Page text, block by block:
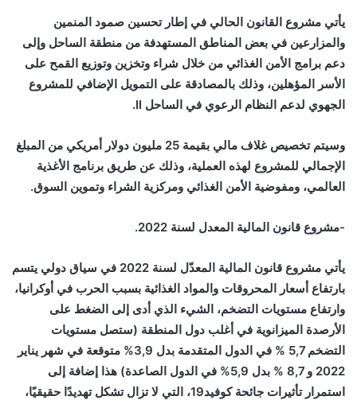
يأتي مشروع القانون الحالي في إطار تحسين صمود المنمين
والمزارعين في بعض المناطق المستهدفة من منطقة الساحل وإلى
دعم برامج الأمن الغذائي من خلال شراء وتخزين وتوزيع القمح على
الأسر المؤهلين، وذلك بالمصادقة على التمويل الإضافي للمشروع
الجهوي لدعم النظام الرعوي في الساحل II.
وسيتم تخصيص غلاف مالي بقيمة 25 مليون دولار أمريكي من المبلغ
الإجمالي للمشروع لهذه العملية، وذلك عن طريق برنامج الأغذية
العالمي، ومفوضية الأمن الغذائي ومركزية الشراء وتموين السوق.
-مشروع قانون المالية المعدل لسنة 2022.
يأتي مشروع قانون المالية المعدّل لسنة 2022 في سياق دولي يتسم
بارتفاع أسعار المحروقات والمواد الغذائية بسبب الحرب في أوكرانيا،
وارتفاع مستويات التضخم، الشيء الذي أدى إلى الضغط على
الأرصدة الميزانوية في أغلب دول المنطقة (ستصل مستويات
التضخم 5,7 % في الدول المتقدمة بدل 3,9% متوقعة في شهر يناير
2022 و 8,7 % بدل 5,9% في الدول الصاعدة) هذا إضافة إلى
استمرار تأثيرات جائحة كوفيد19، التي لا تزال تشكل تهديدًا حقيقيًا،